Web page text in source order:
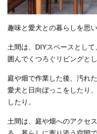
趣味と愛犬との暮らしを思
土間は、DIYスペースとし
囲んでくつろぐリビングと
庭や畑で作業した後、汚れ
愛犬と日向ぼっこをしたり
したり。
土間は、庭や畑へのアクセ